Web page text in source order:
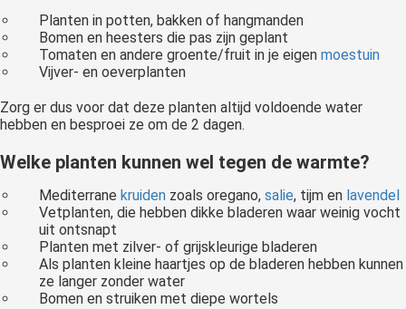
Planten in potten, bakken of hangmanden
Bomen en heesters die pas zijn geplant
Tomaten en andere groente/fruit in je eigenmoestuin
Vijver- en oeverplanten
Zorg er dus voor dat deze planten altijd voldoende water
hebben en besproei ze om de 2 dagen.
Welke planten kunnen wel tegen de warmte?
Mediterrane kruiden zoals oregano,salie, tijm en lavendel
Vetplanten, die hebben dikke bladeren waar weinig vocht
uit ontsnapt
Planten met zilver- of grijskleurige bladeren
Als planten kleine haartjes op de bladeren hebben kunnen
ze langer zonder water
Bomen en struiken met diepe wortels